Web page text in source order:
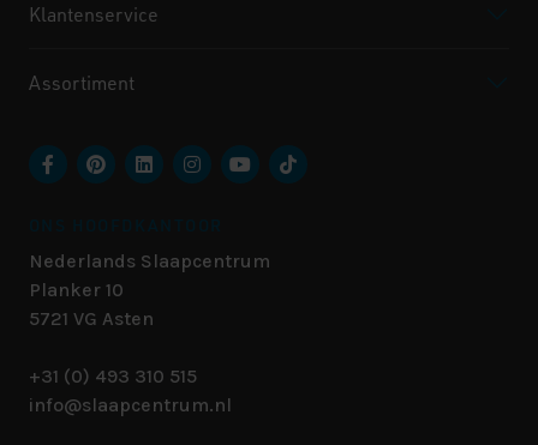
Klantenservice
Assortiment
Nederlands Slaapcentrum
Planker 10
5721 VG Asten
+31 (0) 493 310 515
info@slaapcentrum.nl